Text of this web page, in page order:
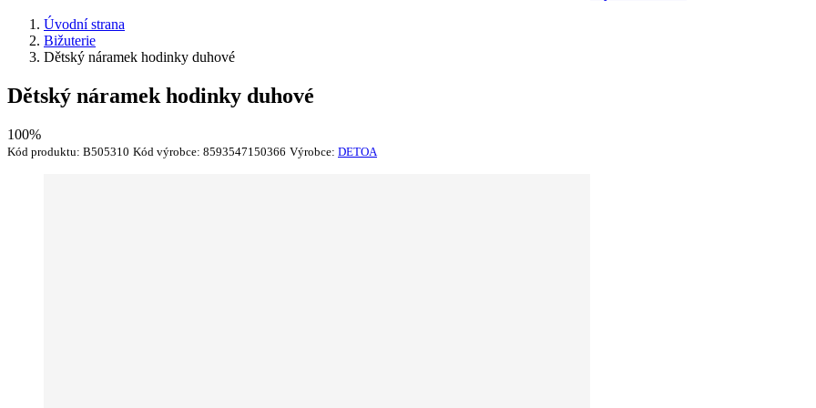
Úvodní strana
Bižuterie
Dětský náramek hodinky duhové
Dětský náramek hodinky duhové
100%
Kód produktu: B505310 Kód výrobce: 8593547150366 Výrobce: DETOA